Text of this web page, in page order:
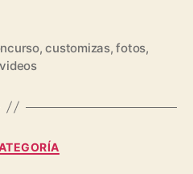
,customizas,fotos,
videos